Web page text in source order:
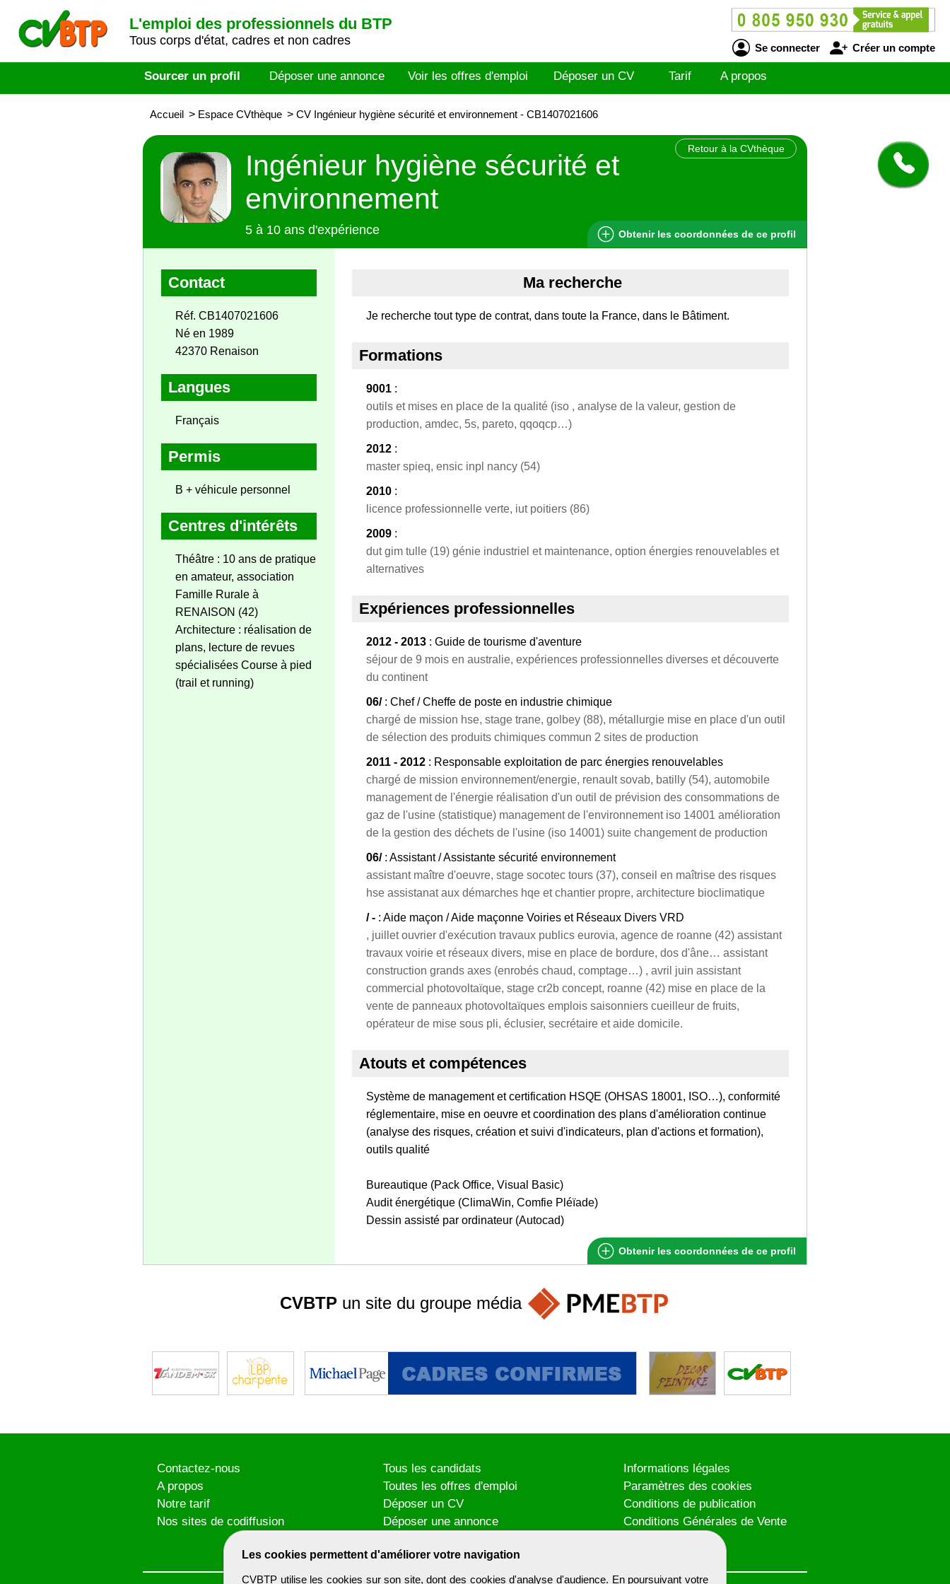
L'emploi des professionnels du BTP
Tous corps d'état, cadres et non cadres
Se connecter Créer un compte
Sourcer un profil Déposer une annonce Voir les offres d'emploi Déposer un CV Tarif A propos
Accueil > Espace CVthèque > CV Ingénieur hygiène sécurité et environnement - CB1407021606
Retour à la CVthèque
Ingénieur hygiène sécurité et
environnement
5 à 10 ans d'expérience Obtenir les coordonnées de ce profil
Contact
Réf. CB1407021606
Né en 1989
42370 Renaison
Langues
Français
Permis
B + véhicule personnel
Centres d'intérêts
Théâtre : 10 ans de pratique
en amateur, association
Famille Rurale à
RENAISON (42)
Architecture : réalisation de
plans, lecture de revues
spécialisées Course à pied
(trail et running)
Ma recherche
Je recherche tout type de contrat, dans toute la France, dans le Bâtiment.
Formations
9001 :
outils et mises en place de la qualité (iso , analyse de la valeur, gestion de
production, amdec, 5s, pareto, qqoqcp…)
2012 :
master spieq, ensic inpl nancy (54)
2010 :
licence professionnelle verte, iut poitiers (86)
2009 :
dut gim tulle (19) génie industriel et maintenance, option énergies renouvelables et
alternatives
Expériences professionnelles
2012 - 2013 : Guide de tourisme d'aventure
séjour de 9 mois en australie, expériences professionnelles diverses et découverte
du continent
06/: Chef / Cheffe de poste en industrie chimique
chargé de mission hse, stage trane, golbey (88), métallurgie mise en place d'un outil
de sélection des produits chimiques commun 2 sites de production
2011 - 2012 : Responsable exploitation de parc énergies renouvelables
chargé de mission environnement/energie, renault sovab, batilly (54), automobile
management de l'énergie réalisation d'un outil de prévision des consommations de
gaz de l'usine (statistique) management de l'environnement iso 14001 amélioration
de la gestion des déchets de l'usine (iso 14001) suite changement de production
06/: Assistant / Assistante sécurité environnement
assistant maître d'oeuvre, stage socotec tours (37), conseil en maîtrise des risques
hse assistanat aux démarches hqe et chantier propre, architecture bioclimatique
/ - : Aide maçon / Aide maçonne Voiries et Réseaux Divers VRD
, juillet ouvrier d'exécution travaux publics eurovia, agence de roanne (42) assistant
travaux voirie et réseaux divers, mise en place de bordure, dos d'âne… assistant
construction grands axes (enrobés chaud, comptage…) , avril juin assistant
commercial photovoltaïque, stage cr2b concept, roanne (42) mise en place de la
vente de panneaux photovoltaïques emplois saisonniers cueilleur de fruits,
opérateur de mise sous pli, éclusier, secrétaire et aide domicile.
Atouts et compétences
Système de management et certification HSQE (OHSAS 18001, ISO…), conformité
réglementaire, mise en oeuvre et coordination des plans d'amélioration continue
(analyse des risques, création et suivi d'indicateurs, plan d'actions et formation),
outils qualité
Bureautique (Pack Office, Visual Basic)
Audit énergétique (ClimaWin, Comfie Pléïade)
Dessin assisté par ordinateur (Autocad)
Obtenir les coordonnées de ce profil
Les cookies permettent d'améliorer votre navigation
CVBTP utilise les cookies sur son site, dont des cookies d'analyse d'audience. En poursuivant votre
CVBTP un site du groupe média
Contactez-nous
A propos
Notre tarif
Nos sites de codiffusion
Tous les candidats
Toutes les offres d'emploi
Déposer un CV
Déposer une annonce
Informations légales
Paramètres des cookies
Conditions de publication
Conditions Générales de Vente